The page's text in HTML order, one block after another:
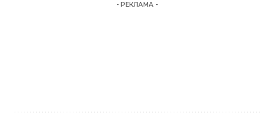
- РЕКЛАМА -